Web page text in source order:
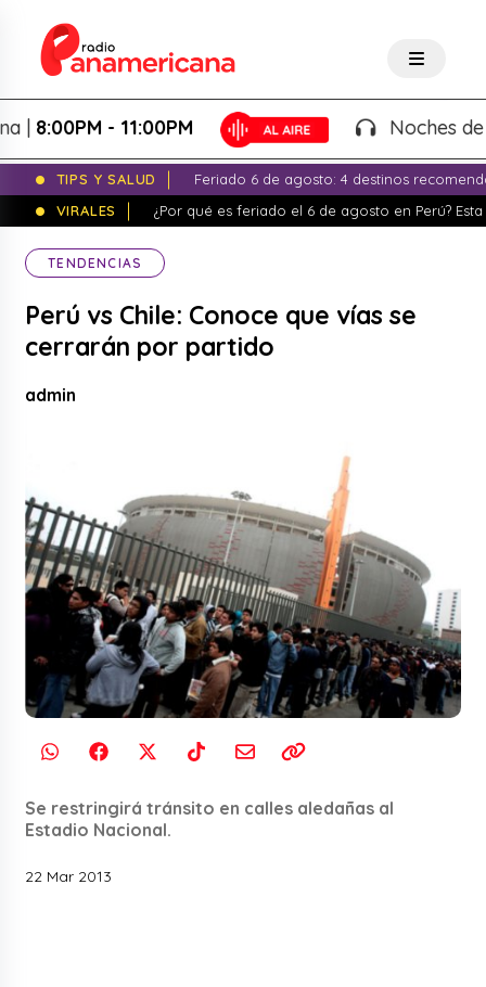
- 11:00PM Noches de
TIPS Y SALUD
Feriado 6 de agosto: 4 destinos
VIRALES
¿Por qué es feriado el 6 de agosto en Perú?
TENDENCIAS
Perú vs Chile: Conoce que vías se
cerrarán por partido
admin
Se restringirá tránsito en calles aledañas al
Estadio Nacional.
22 Mar 2013